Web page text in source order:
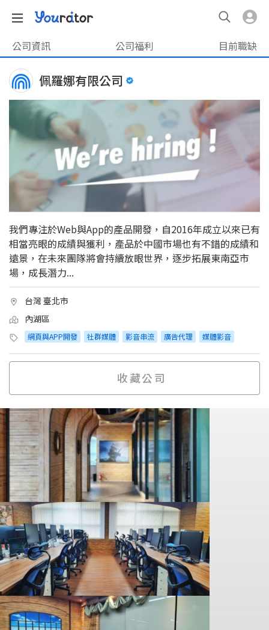
公司資訊 公司福利 目前職缺
佩羅娜有限公司
我們專注於Web與App的產品開發，自2016年成立以來已有
相當亮眼的成績與獲利，產品於中國市場也有不錯的成績和
遠景，在未來團隊將會持續放眼世界，逐步拓展東南亞市
場，成長潛力...
台灣 臺北市
內湖區
網頁與APP開發 社群媒體 影音串流 廣告代理 媒體影音
收藏公司